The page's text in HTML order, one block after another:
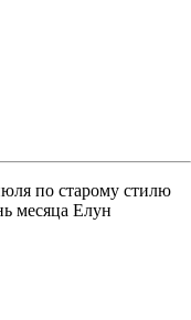
по старому стилю
месяца Елун